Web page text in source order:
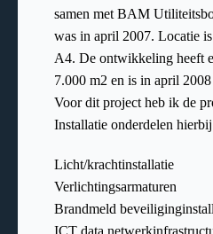
samen met BAM
was in april 2007. Locatie
A4. De ontwikkeling heeft
7.000 m2 en is in april
Voor dit project heb ik de
Installatie onderdelen
Licht/krachtinstallatie
Verlichtingsarmaturen
Brandmeld
ICT data